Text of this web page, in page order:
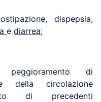
dispepsia,
e diarrea;
peggioramento di
della circolazione
di precedenti